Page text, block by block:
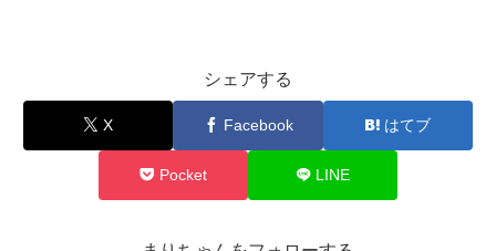
シェアする
X Facebook はてブ
Pocket LINE